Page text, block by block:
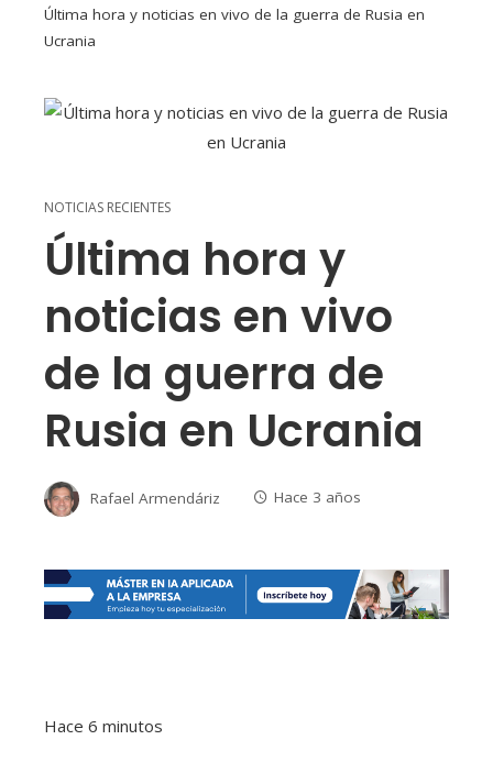
Última hora y noticias en vivo de la guerra de Rusia en
Ucrania
NOTICIAS RECIENTES
Última hora y
noticias en vivo
de la guerra de
Rusia en Ucrania
Rafael Armendáriz Hace 3 años
Hace 6 minutos